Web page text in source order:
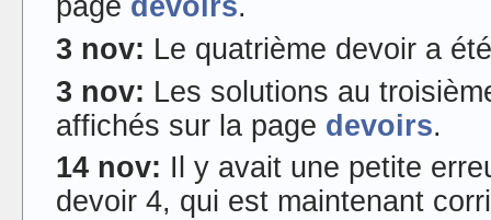
page devoirs.
3 nov: Le quatrième devoir a
3 nov: Les solutions au
affichés sur la page devoirs.
14 nov: Il y avait une petite
devoir 4, qui est maintenant